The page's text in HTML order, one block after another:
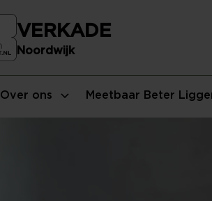
Over ons Meetbaar Beter
VERKADE
Noordwijk